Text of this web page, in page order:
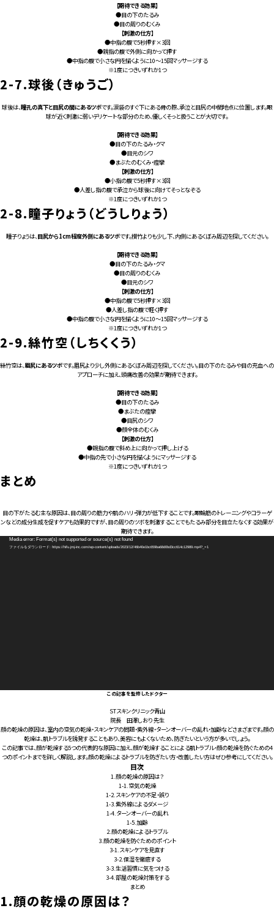
【期待できる効果】
●目の下のたるみ
●目の周りのむくみ
【刺激の仕方】
●中指の腹で5秒押す×3回
●親指の腹で外側に向かって押す
●中指の腹で小さな円を描くように10～15回マッサージする
※1度につきいずれか1つ
2-7.球後（きゅうご）
球後は、瞳孔の真下と目尻の間にあるツボです。涙袋のすぐ下にある骨の際、承泣と目尻の中間地点に位置します。眼
球が近く刺激に弱いデリケートな部分のため、優しくそっと扱うことが大切です。
【期待できる効果】
●目の下のたるみ・クマ
●目元のシワ
●まぶたのむくみ・痙攣
【刺激の仕方】
●小指の腹で5秒押す×3回
●人差し指の腹で承泣から球後に向けてそっとなぞる
※1度につきいずれか1つ
2-8.瞳子りょう（どうしりょう）
瞳子りょうは、目尻から1cm程度外側にあるツボです。攅竹よりも少し下、内側にあるくぼみ周辺を探してください。
【期待できる効果】
●目の下のたるみ・クマ
●目の周りのむくみ
●目元のシワ
【刺激の仕方】
●中指の腹で5秒押す×3回
●人差し指の腹で軽く押す
●中指の腹で小さな円を描くように10～15回マッサージする
※1度につきいずれか1つ
2-9.絲竹空（しちくくう）
絲竹空は、眉尻にあるツボです。眉尻より少し外側にあるくぼみ周辺を探してください。目の下のたるみや目の充血への
アプローチに加え、頭痛改善の効果が期待できます。
【期待できる効果】
●目の下のたるみ
●まぶたの痙攣
●目尻のシワ
●顔全体のむくみ
【刺激の仕方】
●親指の腹で斜め上に向かって押し上げる
●中指の先で小さな円を描くようにマッサージする
※1度につきいずれか1つ
まとめ
目の下がたるむ主な原因は、目の周りの筋力や肌のハリ・弾力が低下することです。眼輪筋のトレーニングやコラーゲ
ンなどの成分生成を促すケアも効果的ですが、目の周りのツボを刺激することでもたるみ部分を目立たなくする効果が
期待できます。
画
Media error: Format(s) not supported or source(s) not found
ファイルをダウンロード: https://hifu.jmj-inc.com/wp-content/uploads/2023/12/46b40e1bc659ba68d0bd3cc614c12989.mp4?_=1
この記事を監修したドクター
STスキンクリニック青山
院長 田澤しおり 先生
顔の乾燥の原因は、室内の空気の乾燥・スキンケアの問題・紫外線・ターンオーバーの乱れ・加齢などさまざまです。顔の
乾燥は、肌トラブルを誘発することもあり、美容にもよくないため、防ぎたいという方が多いでしょう。
この記事では、顔が乾燥する5つの代表的な原因に加え、顔が乾燥することによる肌トラブル・顔の乾燥を防ぐための4
つのポイントまでを詳しく解説します。顔の乾燥によるトラブルを防ぎたい方・改善したい方はぜひ参考にしてください。
目次
1.顔の乾燥の原因は？
1-1.空気の乾燥
1-2.スキンケアの不足・誤り
1-3.紫外線によるダメージ
1-4.ターンオーバーの乱れ
1-5.加齢
2.顔の乾燥によるトラブル
3.顔の乾燥を防ぐためのポイント
3-1.スキンケアを見直す
3-2.保湿を徹底する
3-3.生活習慣に気をつける
3-4.部屋の乾燥対策をする
まとめ
1.顔の乾燥の原因は？